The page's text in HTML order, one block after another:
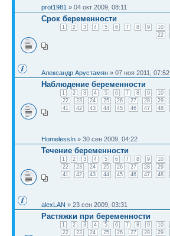
prot1981 » 04 окт 2009, 08:11
Срок беременности
1 2 3 4 5 6 7 8 9 10
22
Александр Арустамян » 07 ноя 2011, 07:52
Наблюдение беременности
1 2 3 4 5 6 7 8 9 10
22
23 24 25 26 27 28 29
41
42 43 44 45 46 47 48
HomelessIn » 30 сен 2009, 04:22
Течение беременности
1 2 3 4 5 6 7 8 9 10
22
23 24 25 26 27 28 29
41
42 43 44 45 46 47 48
alexLAN » 23 сен 2009, 03:31
Растяжки при беременности
1 2 3 4 5 6 7 8 9 10
22
23 24 25 26 27 28 29